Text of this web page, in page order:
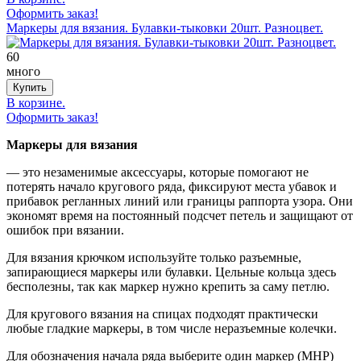
Оформить заказ!
Маркеры для вязания. Булавки-тыковки 20шт. Разноцвет.
60
много
В корзине.
Оформить заказ!
Маркеры для вязания
— это незаменимые аксессуары, которые помогают не
потерять начало кругового ряда, фиксируют места убавок и
прибавок регланных линий или границы раппорта узора. Они
экономят время на постоянный подсчет петель и защищают от
ошибок при вязании.
Для вязания крючком используйте только разъемные,
запирающиеся маркеры или булавки. Цельные кольца здесь
бесполезны, так как маркер нужно крепить за саму петлю.
Для кругового вязания на спицах подходят практически
любые гладкие маркеры, в том числе неразъемные колечки.
Для обозначения начала ряда выберите один маркер (МНР)